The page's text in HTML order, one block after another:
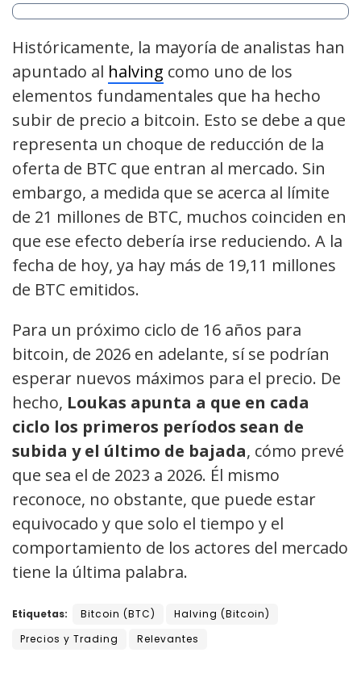
Históricamente, la mayoría de analistas han
apuntado al halving como uno de los
elementos fundamentales que ha hecho
subir de precio a bitcoin. Esto se debe a que
representa un choque de reducción de la
oferta de BTC que entran al mercado. Sin
embargo, a medida que se acerca al límite
de 21 millones de BTC, muchos coinciden en
que ese efecto debería irse reduciendo. A la
fecha de hoy, ya hay más de 19,11 millones
de BTC emitidos.
Para un próximo ciclo de 16 años para
bitcoin, de 2026 en adelante, sí se podrían
esperar nuevos máximos para el precio. De
hecho, Loukas apunta a que en cada
ciclo los primeros períodos sean de
subida y el último de bajada, cómo prevé
que sea el de 2023 a 2026. Él mismo
reconoce, no obstante, que puede estar
equivocado y que solo el tiempo y el
comportamiento de los actores del mercado
tiene la última palabra.
Etiquetas: Bitcoin (BTC)
Halving (Bitcoin)
Precios y Trading
Relevantes